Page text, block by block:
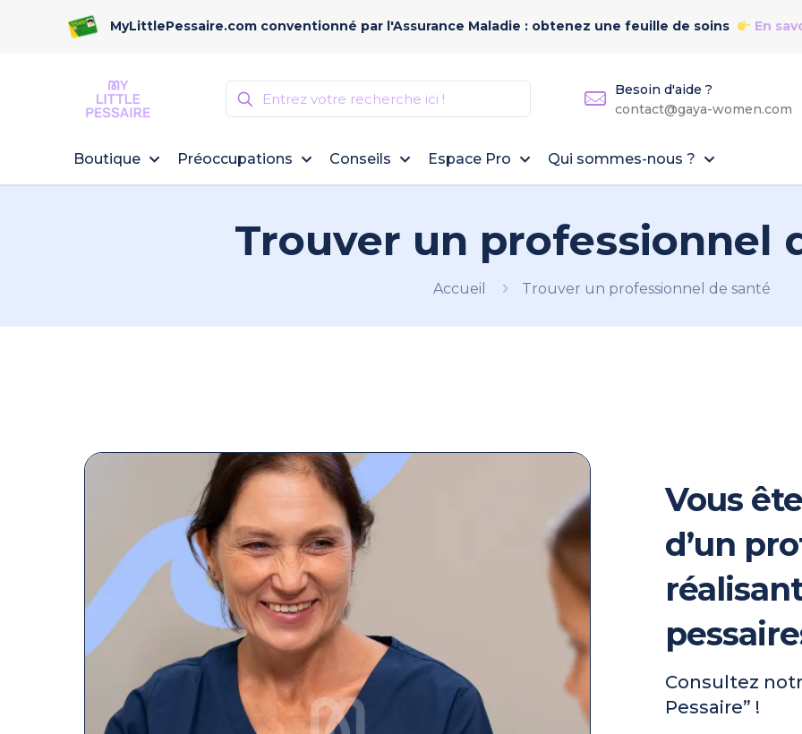
MyLittlePessaire.com conventionné par l'Assurance Maladie : obtenez une feuille de soins En
Besoin d'aide ?
contact@gaya-women.com
Boutique Préoccupations Conseils Espace Pro Qui sommes-nous ?
Trouver un professionnel
Accueil Trouver un professionnel de santé
Vous
d’un
Consultez
Pessaire” !